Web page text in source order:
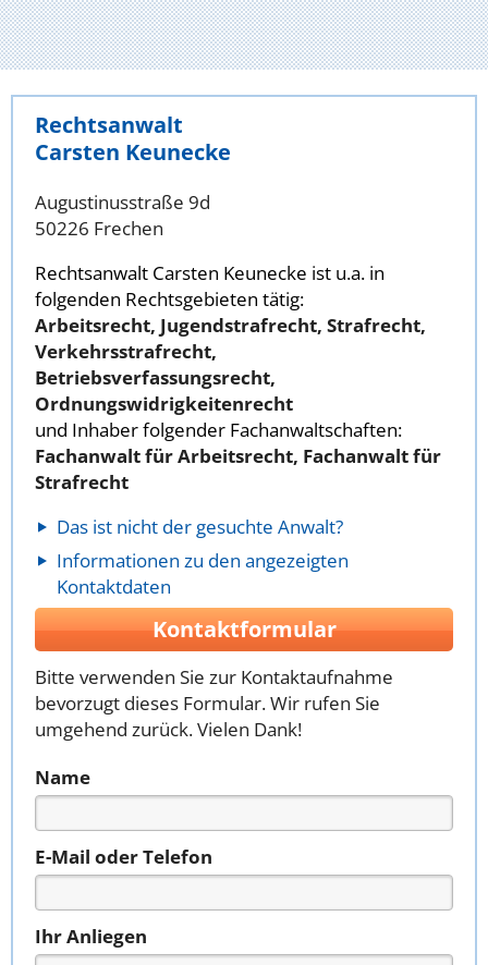
Rechtsanwalt
Carsten Keunecke
Augustinusstraße 9d
50226 Frechen
Rechtsanwalt Carsten Keunecke ist u.a. in
folgenden Rechtsgebieten tätig:
Arbeitsrecht, Jugendstrafrecht, Strafrecht,
Verkehrsstrafrecht,
Betriebsverfassungsrecht,
Ordnungswidrigkeitenrecht
und Inhaber folgender Fachanwaltschaften:
Fachanwalt für Arbeitsrecht, Fachanwalt für
Strafrecht
Das ist nicht der gesuchte Anwalt?
Informationen zu den angezeigten
Kontaktdaten
Kontaktformular
Bitte verwenden Sie zur Kontaktaufnahme
bevorzugt dieses Formular. Wir rufen Sie
umgehend zurück. Vielen Dank!
Name
E-Mail oder Telefon
Ihr Anliegen